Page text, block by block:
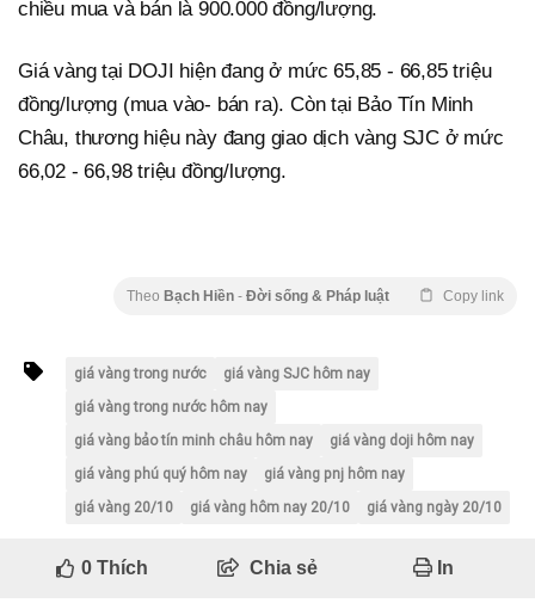
chiều mua và bán là 900.000 đồng/lượng.
Giá vàng tại DOJI hiện đang ở mức 65,85 - 66,85 triệu
đồng/lượng (mua vào- bán ra). Còn tại Bảo Tín Minh
Châu, thương hiệu này đang giao dịch vàng SJC ở mức
66,02 - 66,98 triệu đồng/lượng.
Theo Bạch Hiền - Đời sống & Pháp luật Copy link
giá vàng trong nước
giá vàng SJC hôm nay
giá vàng trong nước hôm nay
giá vàng bảo tín minh châu hôm nay
giá vàng doji hôm nay
giá vàng phú quý hôm nay
giá vàng pnj hôm nay
giá vàng 20/10
giá vàng hôm nay 20/10 giá vàng ngày 20/10
0Thích Chia sẻ In